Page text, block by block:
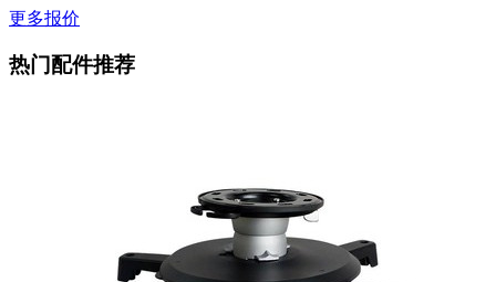
更多报价
热门配件推荐